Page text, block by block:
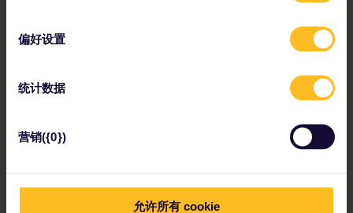
偏好设置
统计数据
营销({0})
允许所有 cookie
“我们在路上行走了两个月，去了16个城市和10
个国家。通过Eurail欧铁，您有机会创建自己的
个人路线。”